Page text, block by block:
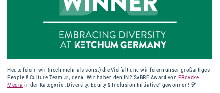
Heute feiern wir (noch mehr als sonst) die Vielfalt und wir feiern unser großartiges
People & Culture Team 🎉, denn: Wir haben den IN2 SABRE Award von PRovoke
Media in der Kategorie „Diversity, Equity & Inclusion Initiative“ gewonnen! 🏆